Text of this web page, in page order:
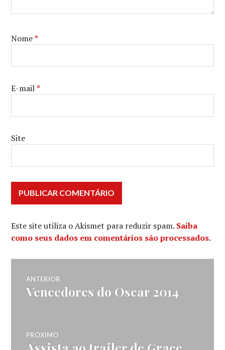
Nome*
E-mail*
Site
Este site utiliza o Akismet para reduzir spam. Saiba
como seus dados em comentários são processados.
Navegação
de
Post
ANTERIOR
Post
Vencedores do Oscar 2014
PRÓXIMO
Próximo